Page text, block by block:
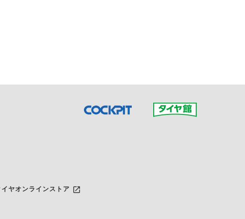
いただいた店舗へご連絡くださ
ヤオンラインストア launch